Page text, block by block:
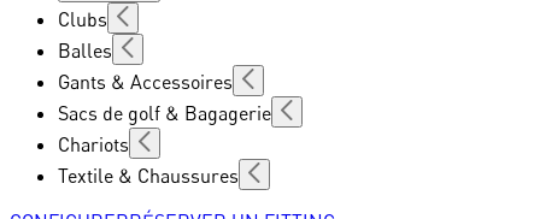
Clubs
Balles
Gants & Accessoires
Sacs de golf & Bagagerie
Chariots
Textile & Chaussures